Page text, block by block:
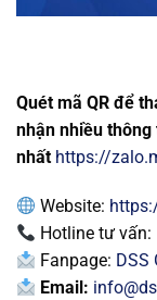
Quét mã QR để
nhận nhiều
nhất https://
Website:
Hotline tư
Fanpage: DSS
Email: